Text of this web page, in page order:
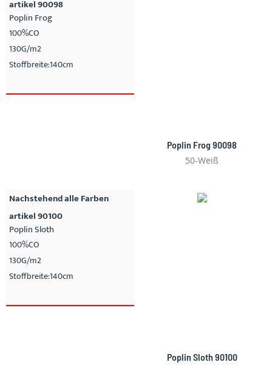
artikel 90098
Poplin Frog
100%CO
130G/m2
Stoffbreite:140cm
Poplin Frog 90098
50-Weiß
Nachstehend alle Farben
artikel 90100
Poplin Sloth
100%CO
130G/m2
Stoffbreite:140cm
Poplin Sloth 90100